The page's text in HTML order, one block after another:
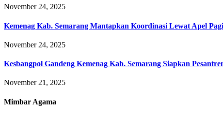
November 24, 2025
Kemenag Kab. Semarang Mantapkan Koordinasi Lewat Apel Pagi
November 24, 2025
Kesbangpol Gandeng Kemenag Kab. Semarang Siapkan
November 21, 2025
Mimbar Agama